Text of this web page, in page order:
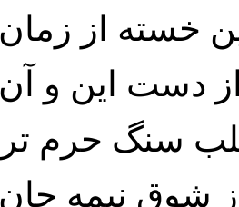
خسته از
دست این و
سنگ حرم
شوق نیمه